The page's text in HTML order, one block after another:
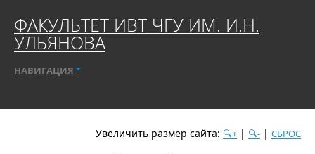
ФАКУЛЬТЕТ ИВТ ЧГУ ИМ. И.Н.
УЛЬЯНОВА
НАВИГАЦИЯ
Увеличить размер сайта: 🔍+ | 🔍- | СБРОС